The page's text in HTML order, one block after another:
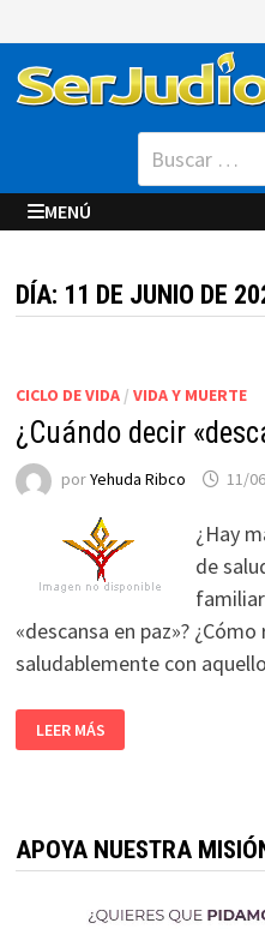
al
contenido
Buscar:
MENÚ
DÍA: 11 DE JUNIO DE
CICLO DE VIDA/ VIDA Y MUERTE
¿Cuándo decir
porYehuda Ribco 11/
¿Hay
de
«descansa en paz»?
saludablemente con
LEER MÁS
APOYA NUESTRA